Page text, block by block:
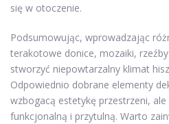
się w otoczenie.
Podsumowując, wprowadzając
terakotowe donice, mozaiki,
stworzyć niepowtarzalny klimat
Odpowiednio dobrane elementy
wzbogacą estetykę przestrzeni,
funkcjonalną i przytulną. Warto